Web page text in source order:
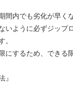
間内でも劣化が早く
いように必ずジップ
。
にするため、できる
』